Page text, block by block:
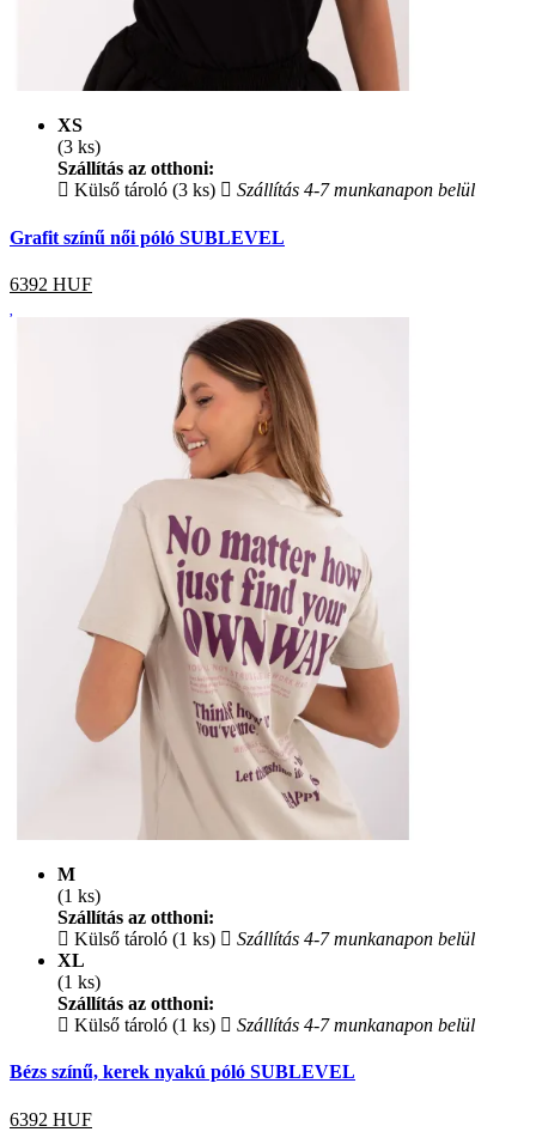
XS
(3 ks)
Szállítás az otthoni:
Külső tároló (3 ks)
Szállítás 4-7 munkanapon belül
Grafit színű női póló SUBLEVEL
6392 HUF
M
(1 ks)
Szállítás az otthoni:
Külső tároló (1 ks)
Szállítás 4-7 munkanapon belül
XL
(1 ks)
Szállítás az otthoni:
Külső tároló (1 ks)
Szállítás 4-7 munkanapon belül
Bézs színű, kerek nyakú póló SUBLEVEL
6392 HUF